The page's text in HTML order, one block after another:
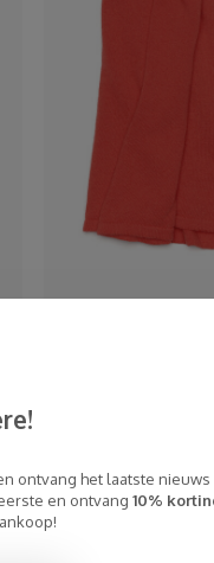
Sjaal Cosy Chic
ontvang het laatste nieuws
en ontvang 10%